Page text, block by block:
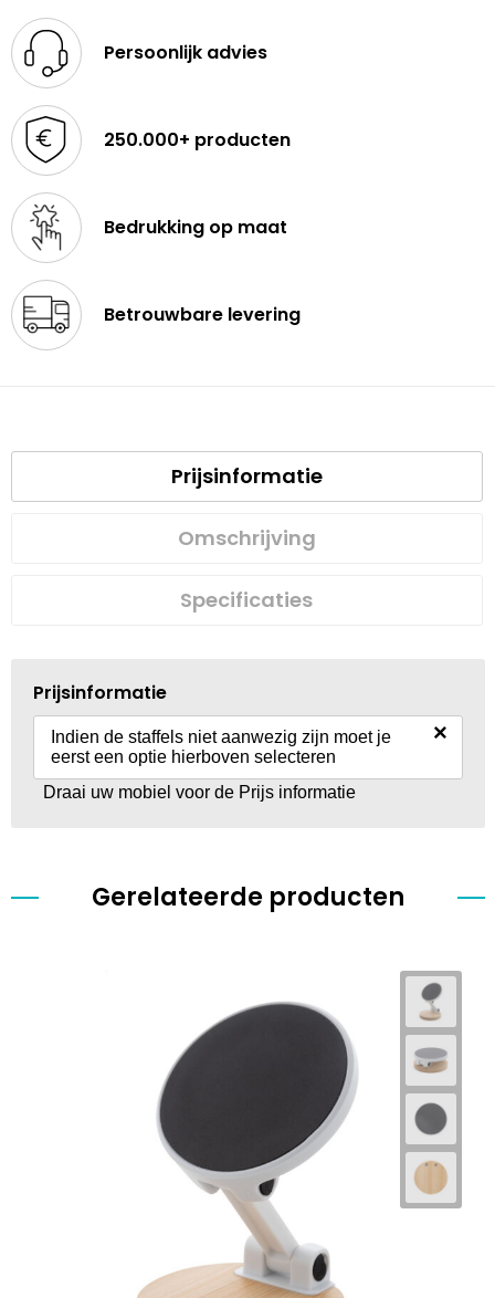
Persoonlijk advies
250.000+ producten
Bedrukking op maat
Betrouwbare levering
Prijsinformatie
Omschrijving
Specificaties
Prijsinformatie
Indien de staffels niet aanwezig zijn moet je
eerst een optie hierboven selecteren
×
Draai uw mobiel voor de Prijs informatie
Gerelateerde producten